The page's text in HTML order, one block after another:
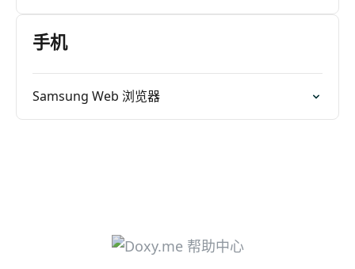
手机
Samsung Web 浏览器